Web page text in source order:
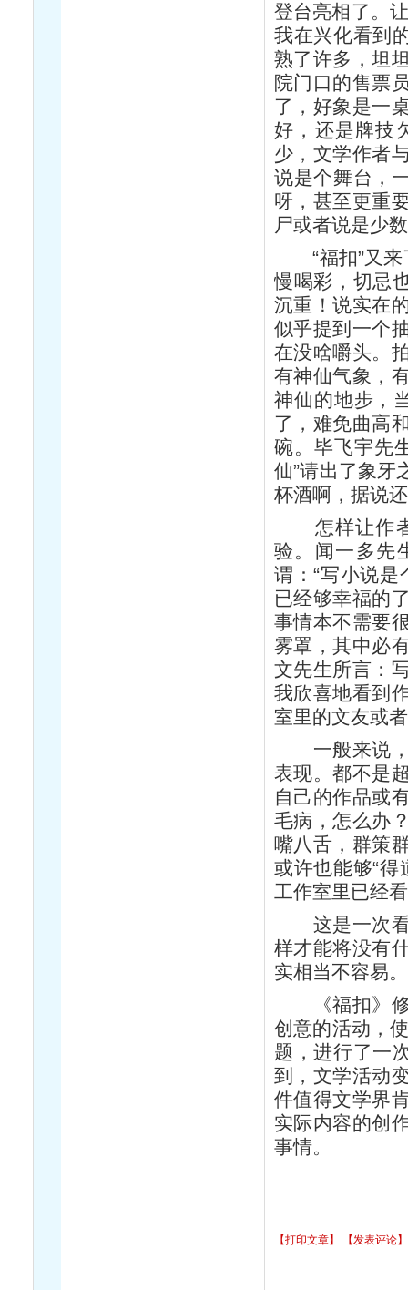
登台亮相了。
我在兴化看到
熟了许多，坦
院门口的售票
了，好象是一
好，还是牌技
少，文学作者
说是个舞台，
呀，甚至更重
尸或者说是少
“福扣”又来
慢喝彩，切忌
沉重！说实在
似乎提到一个
在没啥嚼头。
有神仙气象，
神仙的地步，
了，难免曲高
碗。毕飞宇先
仙”请出了象牙
杯酒啊，据说
怎样让作者
验。闻一多先
谓：“写小说
已经够幸福的
事情本不需要
雾罩，其中必
文先生所言：
我欣喜地看到
室里的文友或
一般来说，
表现。都不是
自己的作品或
毛病，怎么办
嘴八舌，群策
或许也能够“
工作室里已经
这是一次看
样才能将没有
实相当不容易
《福扣》修
创意的活动，
题，进行了一
到，文学活动
件值得文学界
实际内容的创
事情。
【打印文章】 【发表评论】